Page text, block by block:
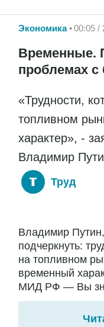
Экономика 00:05 /
Временные.
проблемах с
«Трудности,
топливном
характер», -
Владимир
Труд
Владимир
подчеркнуть:
на топливном
временный
МИД РФ — Вы